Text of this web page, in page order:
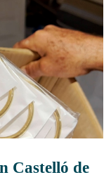
Castelló de